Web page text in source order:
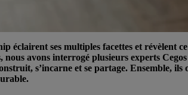
éclairent ses multiples facettes et révèlent
nous avons interrogé plusieurs experts
s’incarne et se partage. Ensemble,